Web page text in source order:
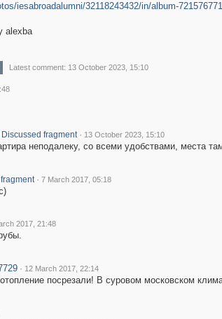
iesabroadalumni/32118243432/in/album-
alexba
Latest comment: 13 October 2023, 15:10
Discussed fragment · 13 October 2023, 15:10
неподалеку, со всеми удобствами, места
· 7 March 2017, 05:18
2017, 21:48
· 12 March 2017, 22:14
посрезали! В суровом московском